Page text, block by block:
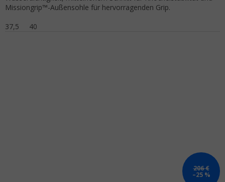
Missiongrip™-Außensohle für hervorragenden Grip.
37,5
40
206 €
–25 %